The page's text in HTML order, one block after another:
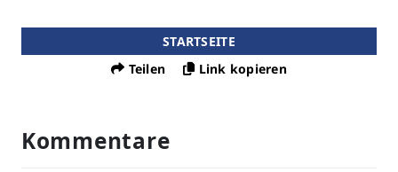
STARTSEITE
Teilen
Link kopieren
Kommentare